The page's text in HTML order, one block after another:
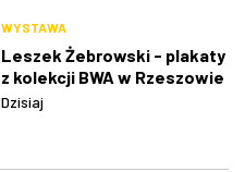
WYSTAWA
Leszek Żebrowski - plakaty
z kolekcji BWA w Rzeszowie
Dzisiaj